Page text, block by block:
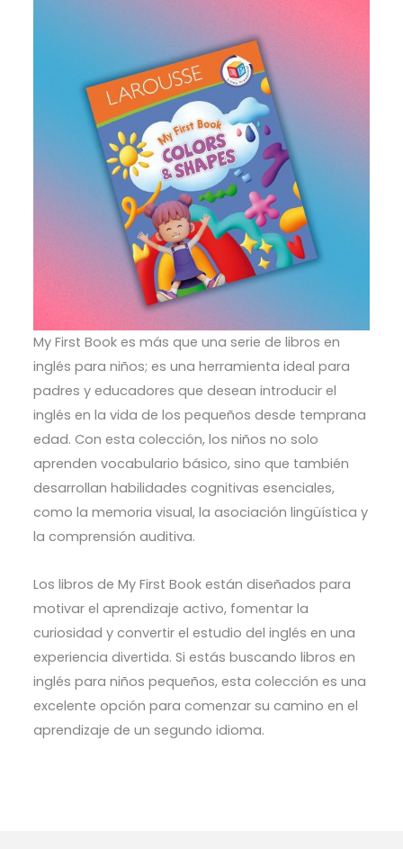
My First Book es más que una serie de libros en
inglés para niños; es una herramienta ideal para
padres y educadores que desean introducir el
inglés en la vida de los pequeños desde temprana
edad. Con esta colección, los niños no solo
aprenden vocabulario básico, sino que también
desarrollan habilidades cognitivas esenciales,
como la memoria visual, la asociación lingüística y
la comprensión auditiva.
Los libros de My First Book están diseñados para
motivar el aprendizaje activo, fomentar la
curiosidad y convertir el estudio del inglés en una
experiencia divertida. Si estás buscando libros en
inglés para niños pequeños, esta colección es una
excelente opción para comenzar su camino en el
aprendizaje de un segundo idioma.